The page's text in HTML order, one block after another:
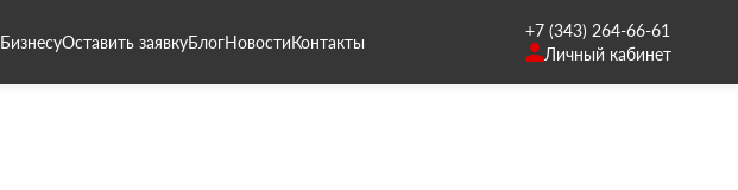
БизнесуОставить заявкуБлогНовостиКонтакты
+7 (343) 264-66-61
Личный кабинет